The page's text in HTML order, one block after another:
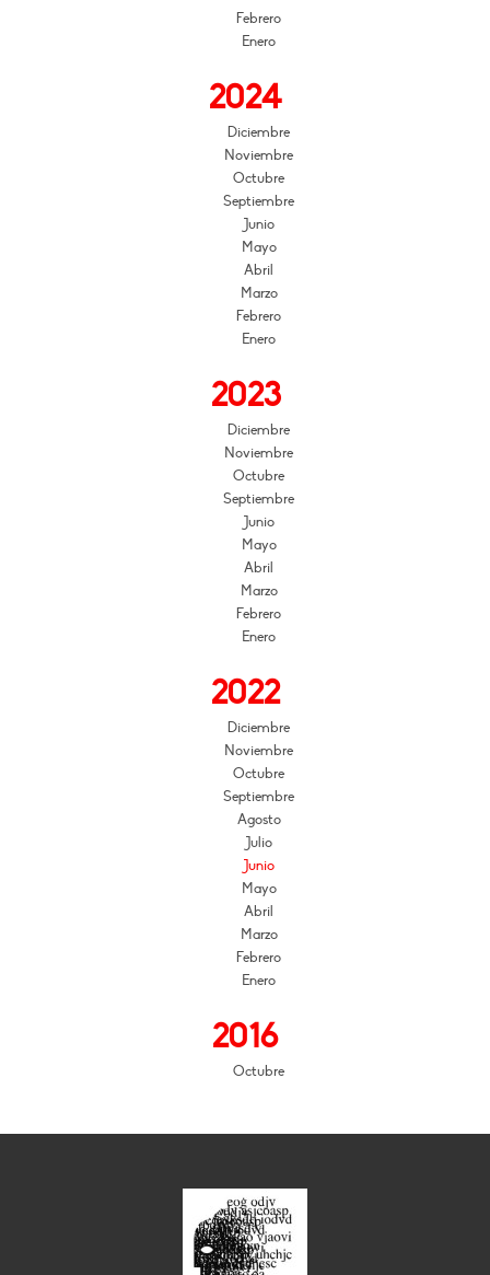
Febrero
Enero
2024
Diciembre
Noviembre
Octubre
Septiembre
Junio
Mayo
Abril
Marzo
Febrero
Enero
2023
Diciembre
Noviembre
Octubre
Septiembre
Junio
Mayo
Abril
Marzo
Febrero
Enero
2022
Diciembre
Noviembre
Octubre
Septiembre
Agosto
Julio
Junio
Mayo
Abril
Marzo
Febrero
Enero
2016
Octubre